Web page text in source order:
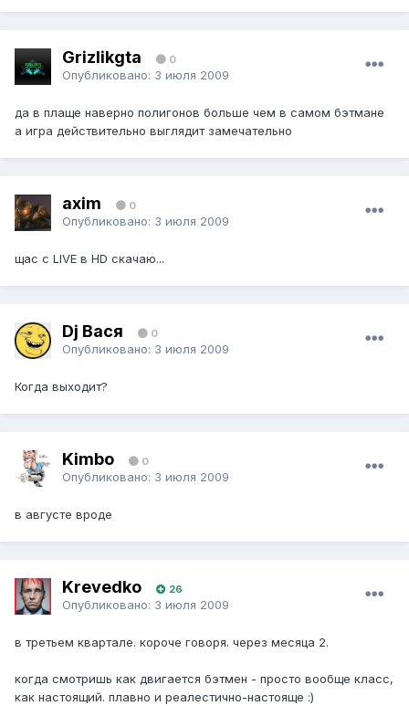
Grizlikgta 0
Опубликовано: 3 июля 2009
да в плаще наверно полигонов больше чем в самом бэтмане
а игра действительно выглядит замечательно
axim 0
Опубликовано: 3 июля 2009
щас с LIVE в HD скачаю...
Dj Вася 0
Опубликовано: 3 июля 2009
Когда выходит?
Kimbo 0
Опубликовано: 3 июля 2009
в августе вроде
Krevedko 26
Опубликовано: 3 июля 2009
в третьем квартале. короче говоря. через месяца 2.
когда смотришь как двигается бэтмен - просто вообще класс,
как настоящий. плавно и реалестично-настояще :)